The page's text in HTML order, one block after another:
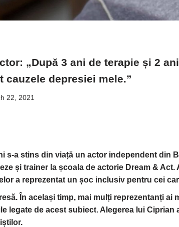
„După 3 ani de terapie și 2
cauzele depresiei mele.”
22, 2021
s-a stins din viață un actor independent din
și trainer la școala de actorie Dream & Act.
a reprezentat un șoc inclusiv pentru cei
În același timp, mai mulți reprezentanți ai
legate de acest subiect. Alegerea lui